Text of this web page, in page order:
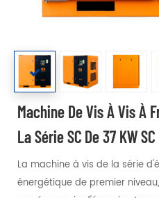
Machine De Vis À Vis À
La Série SC De 37 KW SC
La machine à vis de la série
énergétique de premier